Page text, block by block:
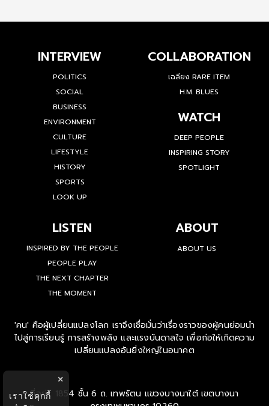
INTERVIEW
POLITICS
SOCIAL
BUSINESS
ENVIRONMENT
CULTURE
LIFESTYLE
HISTORY
SPORTS
LOOK UP
COLLABORATION
เฉลียง RARE ITEM
H.M. BLUES
WATCH
DEEP PEOPLE
INSPIRING STORY
SPOTLIGHT
LISTEN
INSPIRED BY THE PEOPLE
PEOPLE PLAY
THE NEXT CHAPTER
THE MOMENT
ABOUT
ABOUT US
'คน' คือผู้เปลี่ยนแปลงโลก เราจึงเชื่อมั่นว่าเรื่องราวของผู้คนย่อมนำ
ไปสู่การเรียนรู้ การสร้างพลัง และแรงบันดาลใจ เพื่อก่อให้เกิดความ
เปลี่ยนแปลงอันยิ่งใหญ่ในอนาคต
ที่อยู่ : 1854 ชั้น 6 ถ. เทพรัตน แขวงบางนาใต้ เขตบางนา
×
เราใช้คุกกี้